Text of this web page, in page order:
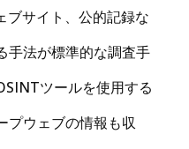
ブサイト、公的記録な
手法が標準的な調査手
ツールを使用する
プウェブの情報も収